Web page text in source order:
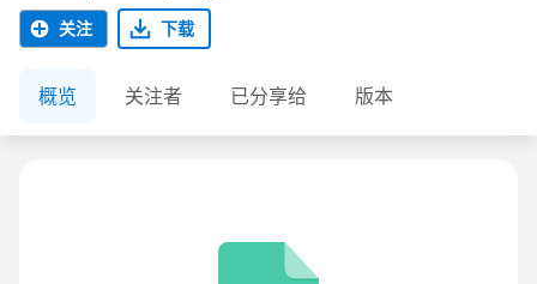
关注 下载
概览 关注者 已分享给 版本